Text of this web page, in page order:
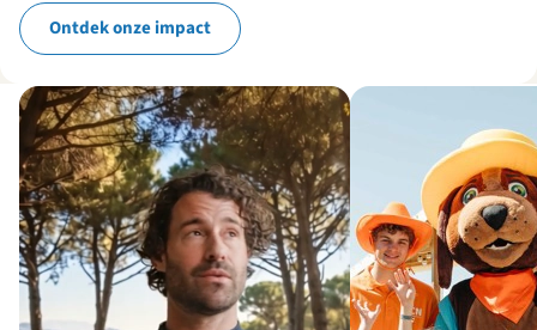
Ontdek onze impact